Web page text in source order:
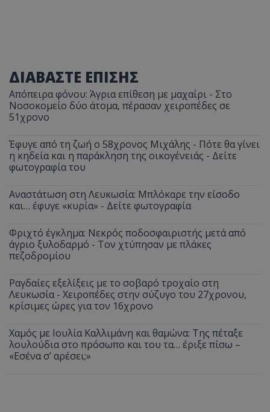
ΔΙΑΒΑΣΤΕ ΕΠΙΣΗΣ
Απόπειρα φόνου: Άγρια επίθεση με μαχαίρι - Στο
Νοσοκομείο δύο άτομα, πέρασαν χειροπέδες σε
51χρονο
Έφυγε από τη ζωή ο 58χρονος Μιχάλης - Πότε θα γίνει
η κηδεία και η παράκληση της οικογένειάς - Δείτε
φωτογραφία του
Αναστάτωση στη Λευκωσία: Μπλόκαρε την είσοδο
και… έφυγε «κυρία» - Δείτε φωτογραφία
Φριχτό έγκλημα: Νεκρός ποδοσφαιριστής μετά από
άγριο ξυλοδαρμό - Τον χτύπησαν με πλάκες
πεζοδρομίου
Ραγδαίες εξελίξεις με το σοβαρό τροχαίο στη
Λευκωσία - Χειροπέδες στην σύζυγο του 27χρονου,
κρίσιμες ώρες για τον 16χρονο
Χαμός με Ιουλία Καλλιμάνη και θαμώνα: Της πέταξε
λουλούδια στο πρόσωπο και του τα… έριξε πίσω –
«Εσένα σ’ αρέσει;»
_ga_J7RS52TMNC
.tothemaonline.com
1 χρόνος 1